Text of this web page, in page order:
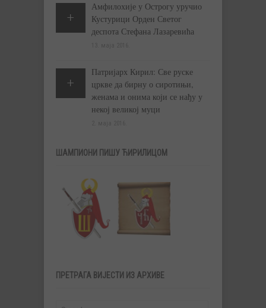
Амфилохије у Острогу уручио
Кустурици Орден Светог
деспота Стефана Лазаревића
Патријарх Кирил: Све руске
цркве да бирну о сиротињи,
женама и онима који се нађу у
некој великој муци
ШАМПИОНИ ПИШУ ЋИРИЛИЦОМ
ПРЕТРАГА ВИЈЕСТИ ИЗ АРХИВЕ